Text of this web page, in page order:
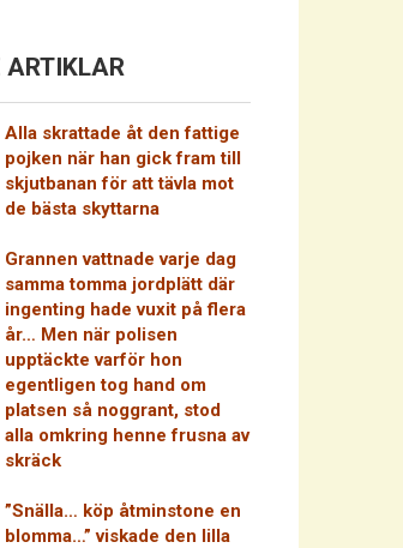
ARTIKLAR
Alla skrattade åt den fattige
pojken när han gick fram till
skjutbanan för att tävla mot
de bästa skyttarna
Grannen vattnade varje dag
samma tomma jordplätt där
ingenting hade vuxit på flera
år… Men när polisen
upptäckte varför hon
egentligen tog hand om
platsen så noggrant, stod
alla omkring henne frusna av
skräck
”Snälla… köp åtminstone en
blomma…” viskade den lilla